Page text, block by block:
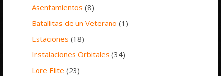
Asentamientos (8)
Batallitas de un Veterano (1)
Estaciones (18)
Instalaciones Orbitales (34)
Lore Elite (23)